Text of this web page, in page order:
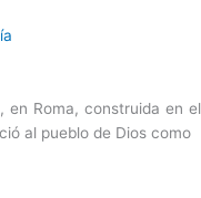
en Roma, construida en el
al pueblo de Dios como